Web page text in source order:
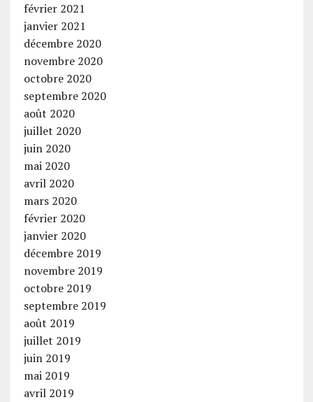
février 2021
janvier 2021
décembre 2020
novembre 2020
octobre 2020
septembre 2020
août 2020
juillet 2020
juin 2020
mai 2020
avril 2020
mars 2020
février 2020
janvier 2020
décembre 2019
novembre 2019
octobre 2019
septembre 2019
août 2019
juillet 2019
juin 2019
mai 2019
avril 2019